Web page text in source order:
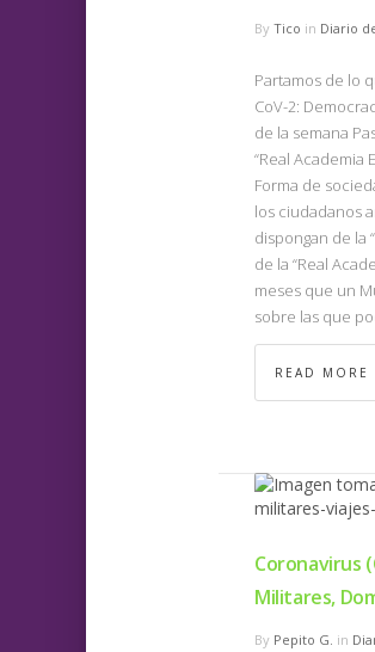
By Tico in Diario
Partamos de lo
CoV-2:
de la semana
“Real Academia
Forma de
los ciudadanos
dispongan de la
de la “Real
meses que un
sobre las que
READ MORE
Coronavirus
Militares,
By Pepito G. in